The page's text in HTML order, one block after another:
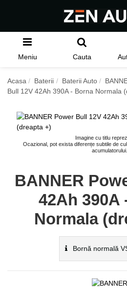
Meniu Cauta
Acasa Baterii Baterii Auto
Bull 12V 42Ah 390A - Borna Normala
Imagine cu titlu
Ocazional, pot exista diferențe subtile de
acumulatorului.
BANNER
42Ah 390A
Normala
Bornă normală